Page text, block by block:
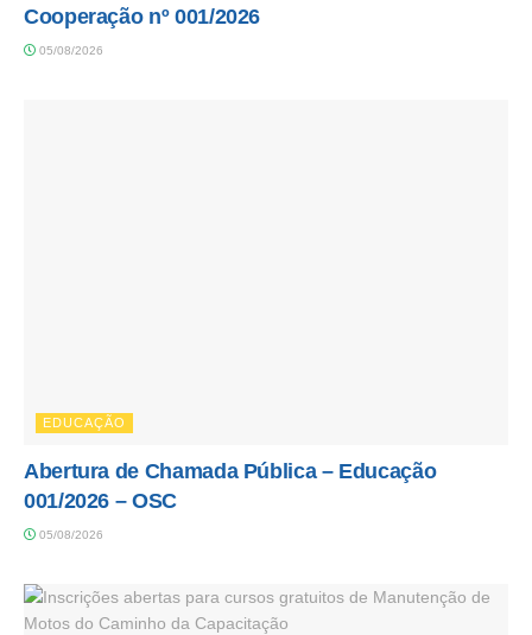
Cooperação nº 001/2026
05/08/2026
EDUCAÇÃO
Abertura de Chamada Pública – Educação
001/2026 – OSC
05/08/2026